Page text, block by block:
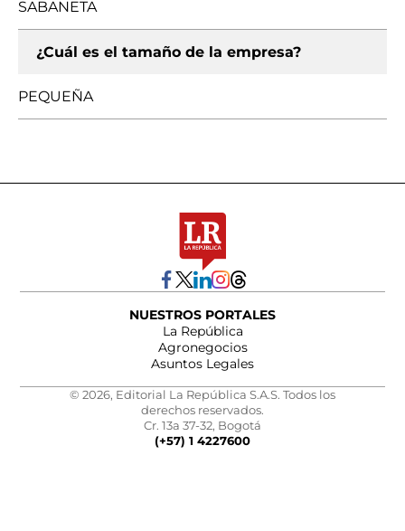
SABANETA
¿Cuál es el tamaño de la empresa?
PEQUEÑA
NUESTROS PORTALES
La República
Agronegocios
Asuntos Legales
© 2026, Editorial La República S.A.S. Todos los
derechos reservados.
Cr. 13a 37-32, Bogotá
(+57) 1 4227600